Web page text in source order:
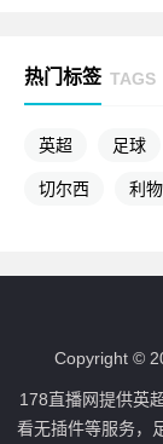
热门标签 TAGS
英超 足球
切尔西 利
Copyright ©
178直播网提供英
看无插件等服务，